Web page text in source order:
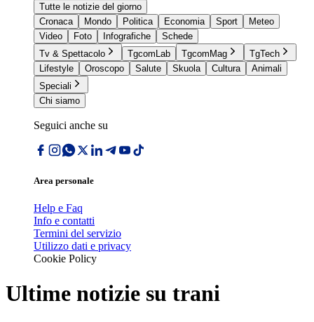
Tutte le notizie del giorno
Cronaca
Mondo Politica Economia Sport
Meteo
Video
Foto Infografiche
Schede
Tv & Spettacolo
TgcomLab TgcomMag
TgTech
Lifestyle
Oroscopo Salute Skuola Cultura
Animali
Speciali
Chi siamo
Seguici anche su
Area personale
Help e Faq
Info e contatti
Termini del servizio
Utilizzo dati e privacy
Cookie Policy
Ultime notizie su trani